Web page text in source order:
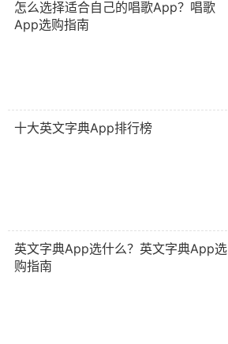
怎么选择适合自己的唱歌App？唱歌
App选购指南
十大英文字典App排行榜
英文字典App选什么？英文字典App选
购指南